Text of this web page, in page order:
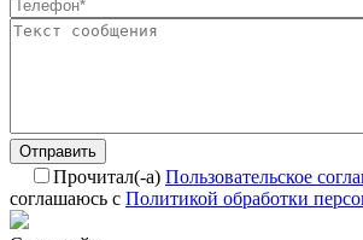
Отправить
Прочитал(-а) Пользовательское
соглашаюсь с Политикой обработки